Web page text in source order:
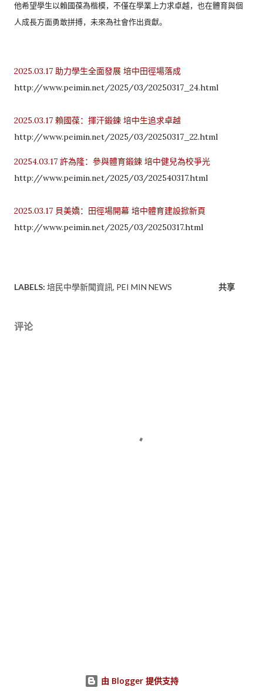
他希望學生以賴國葆為楷模，不僅在學業上力求卓越， 也在體育與個
人成長方面勇敢拼搏，未來為社會作出貢獻。
2025.03.17 助力學生全面發展 培中田徑場落成
http://www.peimin.net/2025/03/20250317_24.html
2025.03.17 賴國葆：揮汗鍛鍊 培中生追求卓越
http://www.peimin.net/2025/03/20250317_22.html
20254.03.17 許為隆：參與體育鍛鍊 培中健兒為校爭光
http://www.peimin.net/2025/03/202540317.html
2025.03.17 貝美嬌：田徑場開幕 培中體育建設掀新頁
http://www.peimin.net/2025/03/20250317.html
LABELS: 培民中學新聞資訊 PEI MIN NEWS 共享
评论
由 Blogger 提供支持